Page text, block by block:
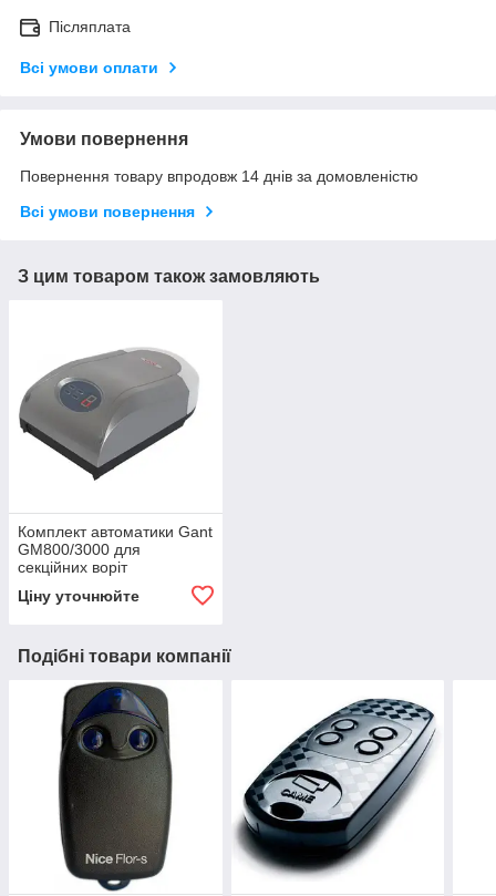
Післяплата
Всі умови оплати
Умови повернення
Повернення товару впродовж 14 днів за домовленістю
Всі умови повернення
З цим товаром також замовляють
Комплект автоматики Gant
GM800/3000 для
секційних воріт
Ціну уточнюйте
Подібні товари компанії